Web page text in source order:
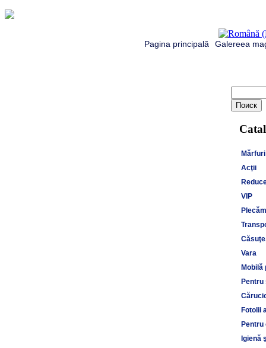
Pagina principală Galereea
Acţii
VIP
Vara
Mobilă
Pentru
Fotolii
Igienă